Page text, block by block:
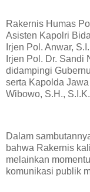
Rakernis Humas
Asisten Kapolri
Irjen Pol. Anwar,
Irjen Pol. Dr. Sandi
didampingi
serta Kapolda
Wibowo, S.H.,
Dalam
bahwa Rakernis
melainkan
komunikasi publik